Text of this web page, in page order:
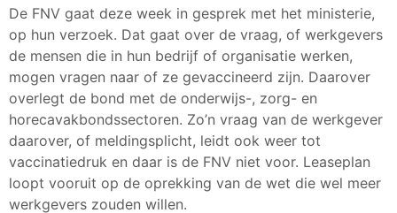
De FNV gaat deze week in gesprek met het ministerie,
op hun verzoek. Dat gaat over de vraag, of werkgevers
de mensen die in hun bedrijf of organisatie werken,
mogen vragen naar of ze gevaccineerd zijn. Daarover
overlegt de bond met de onderwijs-, zorg- en
horecavakbondssectoren. Zo’n vraag van de werkgever
daarover, of meldingsplicht, leidt ook weer tot
vaccinatiedruk en daar is de FNV niet voor. Leaseplan
loopt vooruit op de oprekking van de wet die wel meer
werkgevers zouden willen.